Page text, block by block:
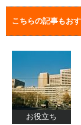
こちらの記事もお
お役立ち